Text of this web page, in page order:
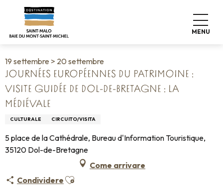
contenu
MENU
Home Vivere come a casa
Journées Européennes du Patrimoine : Visite guidée de Dol-
de-Bretagne : la Médiévale
19 settembre > 20 settembre
JOURNÉES EUROPÉENNES DU PATRIMOINE :
VISITE GUIDÉE DE DOL-DE-BRETAGNE : LA
MÉDIÉVALE
CULTURALE CIRCUITO/VISITA
5 place de la Cathédrale, Bureau d'Information Touristique,
35120 Dol-de-Bretagne
Come arrivare
Condividere Ajouter aux favoris